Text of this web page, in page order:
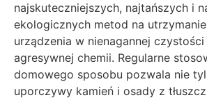
najskuteczniejszych, najtańszych i
ekologicznych metod na
urządzenia w nienagannej
agresywnej chemii. Regularne
domowego sposobu pozwala nie
uporczywy kamień i osady z